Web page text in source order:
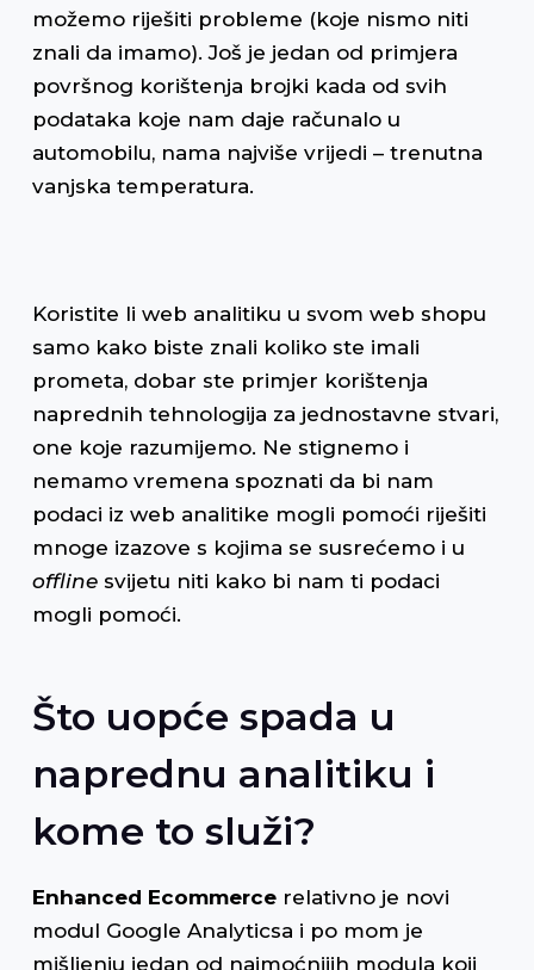
možemo riješiti probleme (koje nismo niti
znali da imamo). Još je jedan od primjera
površnog korištenja brojki kada od svih
podataka koje nam daje računalo u
automobilu, nama najviše vrijedi – trenutna
vanjska temperatura.
Koristite li web analitiku u svom web shopu
samo kako biste znali koliko ste imali
prometa, dobar ste primjer korištenja
naprednih tehnologija za jednostavne stvari,
one koje razumijemo. Ne stignemo i
nemamo vremena spoznati da bi nam
podaci iz web analitike mogli pomoći riješiti
mnoge izazove s kojima se susrećemo i u
offlinesvijetu niti kako bi nam ti podaci
mogli pomoći.
Što uopće spada u
naprednu analitiku i
kome to služi?
Enhanced Ecommercerelativno je novi
modul Google Analyticsa i po mom je
mišljenju jedan od najmoćnijih modula koji